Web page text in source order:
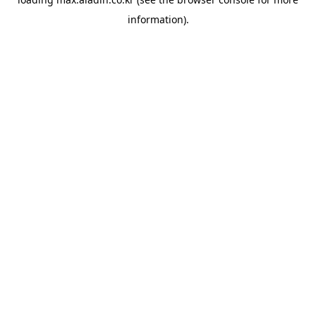
information).